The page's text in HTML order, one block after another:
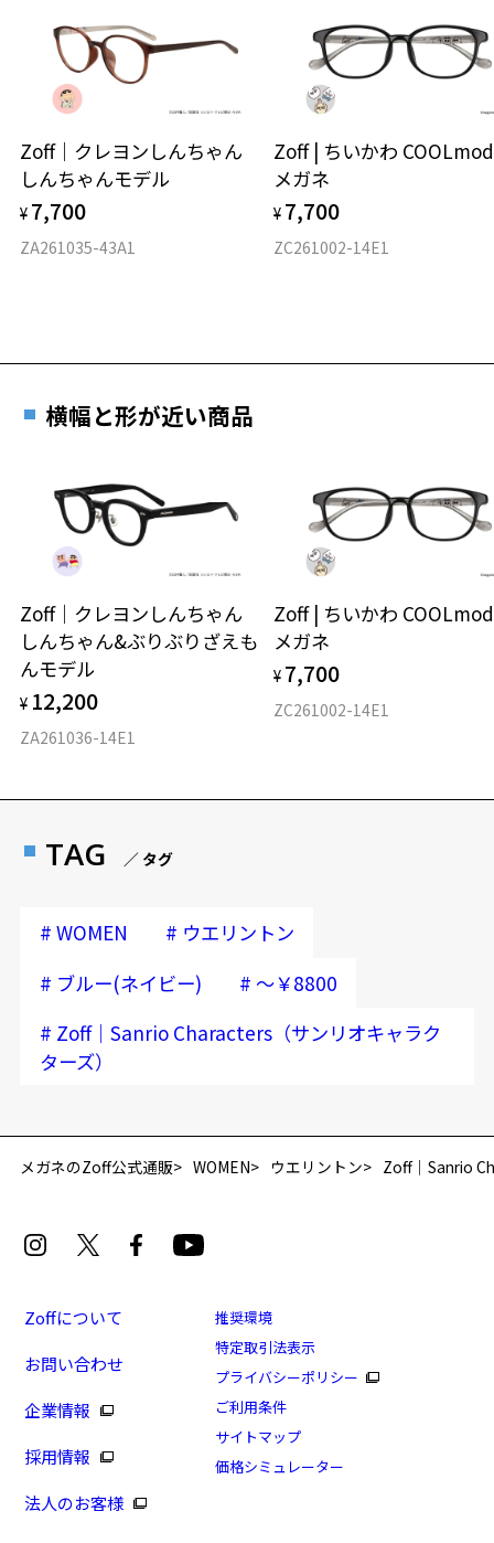
※着脱式サングラス：デモレンズ、アタッチメント込みの重さ
タイプ
材質
Zoff｜クレヨンしんちゃん
しんちゃんモデル
¥ 7,700
ZA261035-43A1
Zoff | ちいかわ
メガネ
¥ 7,700
ZC261002-14E1
横幅と形が近い商品
Zoff｜クレヨンしんちゃん
しんちゃん&ぶりぶりざえも
んモデル
¥ 12,200
ZA261036-14E1
Zoff | ちいかわ
メガネ
¥ 7,700
ZC261002-14E1
TAG ／ タグ
# WOMEN # ウエリントン
# ブルー(ネイビー) # ～￥8800
# Zoff｜Sanrio Characters（サンリオキャラク
ターズ）
メガネのZoff公式通販 WOMEN ウエリントン Zoff｜Sanrio
Zoffについて
お問い合わせ
企業情報
採用情報
法人のお客様
推奨環境
特定取引法表示
プライバシーポリシー
ご利用条件
サイトマップ
価格シミュレーター